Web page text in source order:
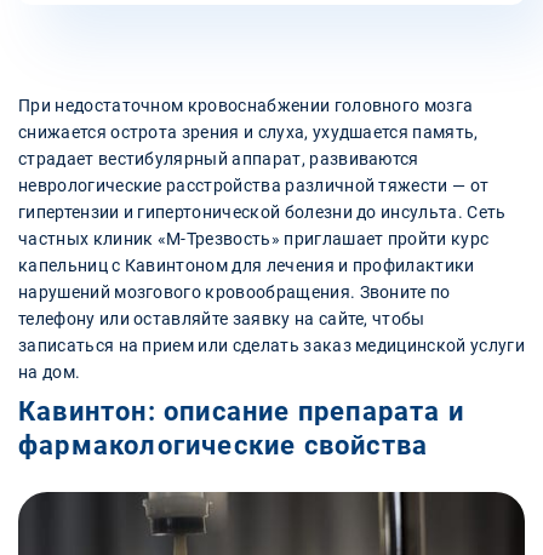
При недостаточном кровоснабжении головного мозга
снижается острота зрения и слуха, ухудшается память,
страдает вестибулярный аппарат, развиваются
неврологические расстройства различной тяжести — от
гипертензии и гипертонической болезни до инсульта. Сеть
частных клиник «М-Трезвость» приглашает пройти курс
капельниц с Кавинтоном для лечения и профилактики
нарушений мозгового кровообращения. Звоните по
телефону или оставляйте заявку на сайте, чтобы
записаться на прием или сделать заказ медицинской услуги
на дом.
Кавинтон: описание препарата и
фармакологические свойства